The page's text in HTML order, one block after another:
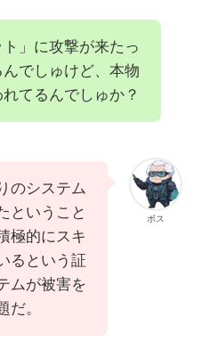
ト」に攻撃が来たっ
でしゅけど、本物
てるんでしゅか？
ボス
のシステム
ということ
極的にスキ
るという証
ムが被害を
だ。